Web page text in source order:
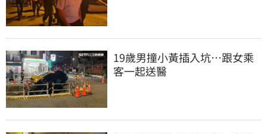
19歲男撞小黃插入坑…跟女乘
客一起送醫